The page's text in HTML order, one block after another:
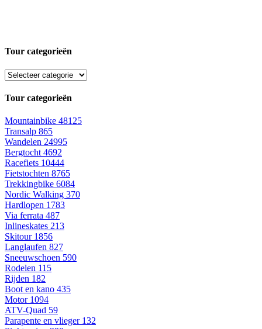
Tour categorieën
Tour categorieën
Mountainbike 48125
Transalp 865
Wandelen 24995
Bergtocht 4692
Racefiets 10444
Fietstochten 8765
Trekkingbike 6084
Nordic Walking 370
Hardlopen 1783
Via ferrata 487
Inlineskates 213
Skitour 1856
Langlaufen 827
Sneeuwschoen 590
Rodelen 115
Rijden 182
Boot en kano 435
Motor 1094
ATV-Quad 59
Parapente en vlieger 132